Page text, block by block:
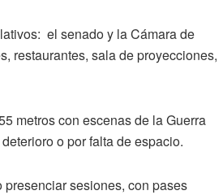
el senado y la Cámara de
restaurantes, sala de proyecciones,
metros con escenas de la Guerra
o por falta de espacio.
sesiones, con pases